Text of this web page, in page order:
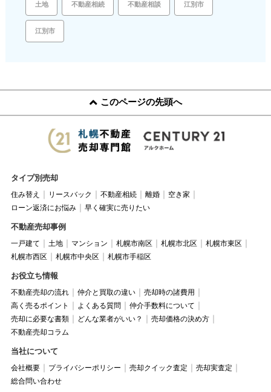
土地 不動産相続 不動産相談 江別市
江別市
このページの先頭へ
タイプ別売却
住み替え リースバック 不動産相続 離婚
空き家
ローン返済にお悩み
早く確実に売りたい
不動産売却事例
一戸建て 土地 マンション 札幌市南区 札幌市北区
札幌市東区
札幌市西区
札幌市中央区 札幌市手稲区
お役立ち情報
不動産売却の流れ 仲介と買取の違い
売却時の諸費用
高く売るポイント
よくある質問
仲介手数料について
売却に必要な書類
どんな業者がいい？
売却価格の決め方
不動産売却コラム
当社について
会社概要 プライバシーポリシー 売却クイック査定
売却実査定
総合問い合わせ